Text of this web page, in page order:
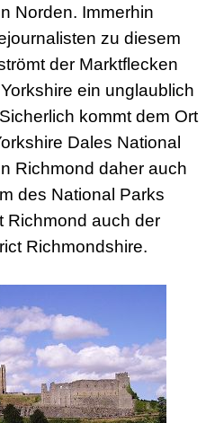
Norden. Immerhin
zu diesem
der Marktflecken
ein unglaublich
kommt dem Ort
Dales National
Richmond daher auch
des National Parks
Richmond auch der
Richmondshire.